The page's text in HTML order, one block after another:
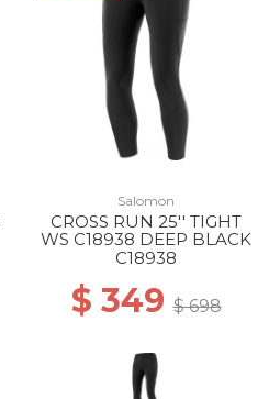
Salomon
CROSS RUN 25'' TIGHT
WS C18938 DEEP BLACK
C18938
$ 349$ 698